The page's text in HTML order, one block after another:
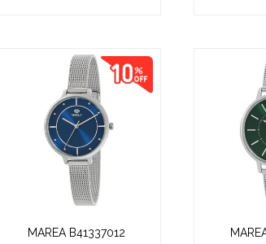
MAREA B41337012